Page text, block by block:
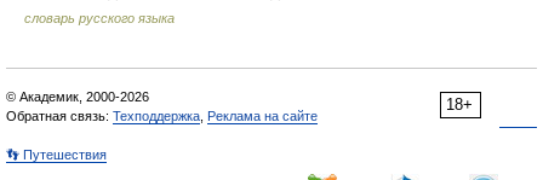
словарь русского языка
18+
© Академик, 2000-2026
Обратная связь: Техподдержка Реклама на сайте
👣 Путешествия